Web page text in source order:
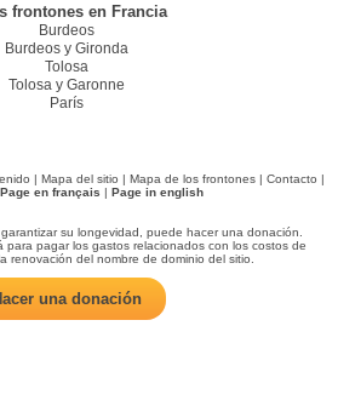
frontones en Francia
Burdeos
Burdeos y Gironda
Tolosa
Tolosa y Garonne
París
| Mapa del sitio | Mapa de los frontones | Contacto |
Page en français | Page in english
su longevidad, puede hacer una donación.
para pagar los gastos relacionados con los costos de
renovación del nombre de dominio del sitio.
una donación